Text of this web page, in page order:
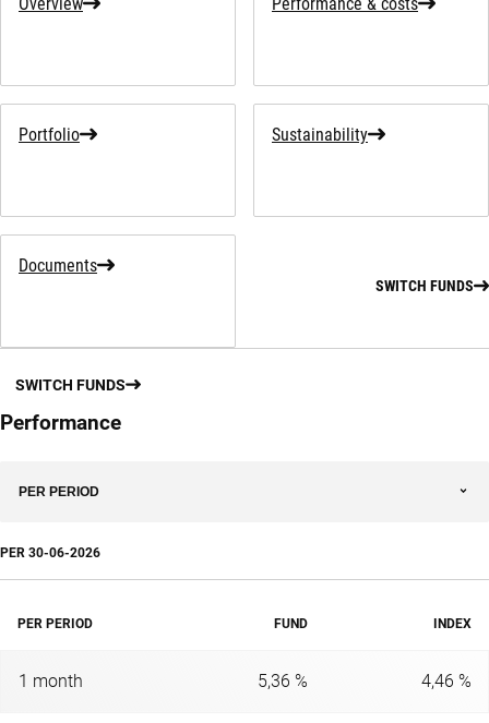
Portfolio Sustainability
Documents
SWITCH FUNDS
SWITCH FUNDS
Performance
PER PERIOD
PER 30-06-2026
PER PERIOD FUND INDEX
1 month 5,36 % 4,46 %